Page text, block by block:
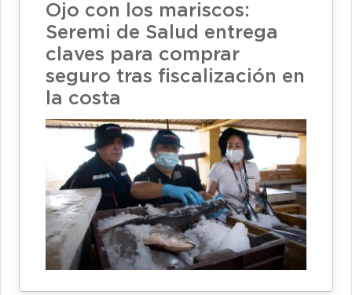
Ojo con los mariscos:
Seremi de Salud entrega
claves para comprar
seguro tras fiscalización en
la costa